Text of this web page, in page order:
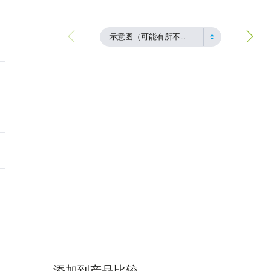
示意图（可能有所不同）